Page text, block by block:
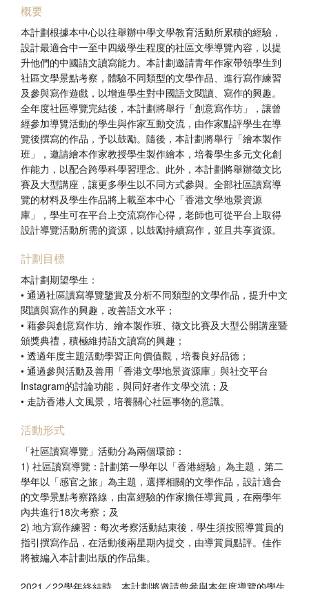
概要
本計劃根據本中心以往舉辦中學文學教育活動所累積的經驗，
設計最適合中一至中四級學生程度的社區文學導覽內容，以提
升他們的中國語文讀寫能力。本計劃邀請青年作家帶領學生到
社區文學景點考察，體驗不同類型的文學作品、進行寫作練習
及參與寫作遊戲，以增進學生對中國語文閱讀、寫作的興趣。
全年度社區導覽完結後，本計劃將舉行「創意寫作坊」，讓曾
經參加導覽活動的學生與作家互動交流，由作家點評學生在導
覽後撰寫的作品，予以鼓勵。隨後，本計劃將舉行「繪本製作
班」，邀請繪本作家教授學生製作繪本，培養學生多元文化創
作能力，以配合跨學科學習理念。此外，本計劃將舉辦徵文比
賽及大型講座，讓更多學生以不同方式參與。全部社區讀寫導
覽的材料及學生作品將上載至本中心「香港文學地景資源
庫」，學生可在平台上交流寫作心得，老師也可從平台上取得
設計導覽活動所需的資源，以鼓勵持續寫作，並且共享資源。
計劃目標
本計劃期望學生：
• 通過社區讀寫導覽鑒賞及分析不同類型的文學作品，提升中文
閱讀與寫作的興趣，改善語文水平；
• 藉參與創意寫作坊、繪本製作班、徵文比賽及大型公開講座暨
頒獎典禮，積極維持語文讀寫的興趣；
• 透過年度主題活動學習正向價值觀，培養良好品德；
• 通過參與活動及善用「香港文學地景資源庫」與社交平台
Instagram的討論功能，與同好者作文學交流；及
• 走訪香港人文風景，培養關心社區事物的意識。
活動形式
「社區讀寫導覽」活動分為兩個環節：
1) 社區讀寫導覽：計劃第一學年以「香港經驗」為主題，第二
學年以「感官之旅」為主題，選擇相關的文學作品，設計適合
的文學景點考察路線，由富經驗的作家擔任導賞員，在兩學年
內共進行18次考察；及
2) 地方寫作練習：每次考察活動結束後，學生須按照導賞員的
指引撰寫作品，在活動後兩星期內提交，由導賞員點評。佳作
將被編入本計劃出版的作品集。